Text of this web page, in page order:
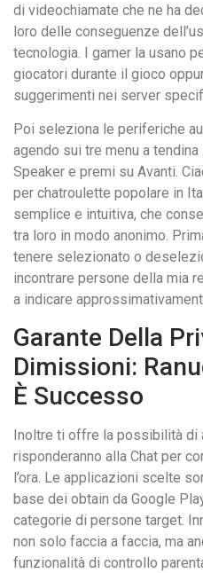
di videochiamate che ne ha
loro delle conseguenze
tecnologia. I gamer la usano
giocatori durante il gioco
suggerimenti nei server
Poi seleziona le periferiche
agendo sui tre menu a
Speaker e premi su Avanti.
per chatroulette popolare in
semplice e intuitiva, che
tra loro in modo anonimo.
tenere selezionato o
incontrare persone della mia
a indicare
Garante Della
Dimissioni:
È Successo
Inoltre ti offre la possibilità di
risponderanno alla Chat per
l’ora. Le applicazioni scelte
base dei obtain da Google
categorie di persone target.
non solo faccia a faccia, ma
funzionalità di controllo